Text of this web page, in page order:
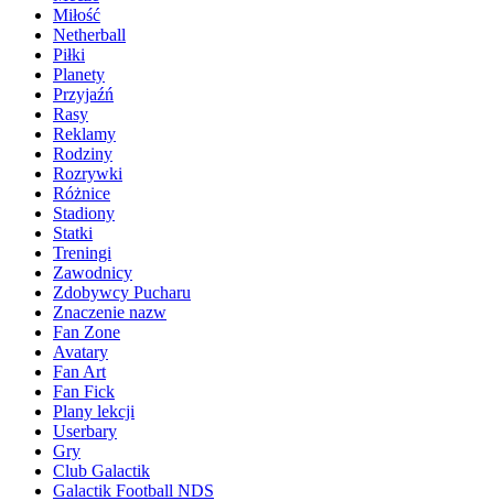
Miłość
Netherball
Piłki
Planety
Przyjaźń
Rasy
Reklamy
Rodziny
Rozrywki
Różnice
Stadiony
Statki
Treningi
Zawodnicy
Zdobywcy Pucharu
Znaczenie nazw
Fan Zone
Avatary
Fan Art
Fan Fick
Plany lekcji
Userbary
Gry
Club Galactik
Galactik Football NDS